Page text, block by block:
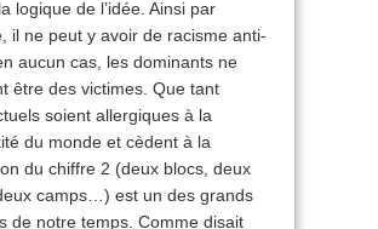
logique de l’idée. Ainsi par
il ne peut y avoir de racisme anti-
aucun cas, les dominants ne
être des victimes. Que tant
soient allergiques à la
du monde et cèdent à la
du chiffre 2 (deux blocs, deux
camps…) est un des grands
de notre temps. Comme disait